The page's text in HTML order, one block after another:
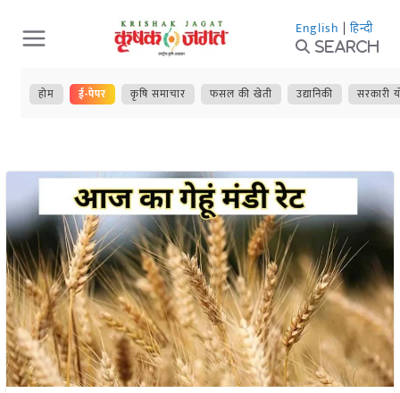
Skip
to
content
English | हिन्दी
Search
होम ई-पेपर कृषि समाचार फसल की खेती उद्यानिकी सरकारी